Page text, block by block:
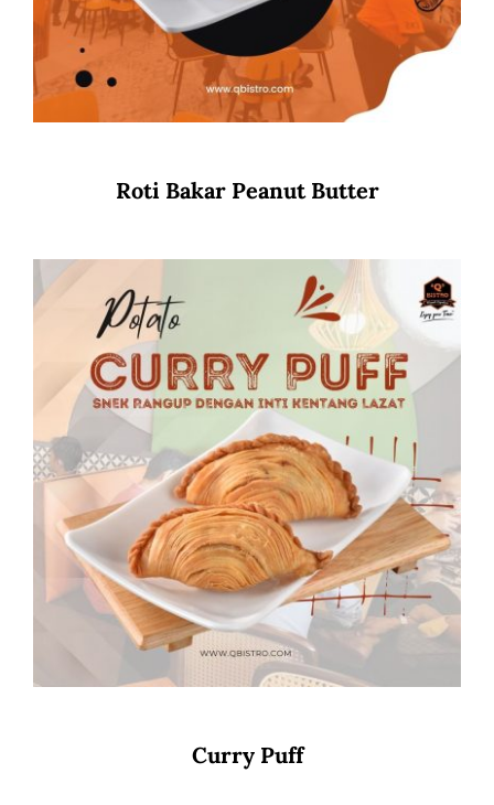
Roti Bakar Peanut Butter
Curry Puff